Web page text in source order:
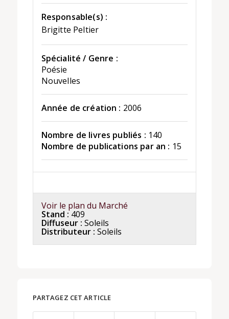
Responsable(s) :
Brigitte Peltier
Spécialité / Genre :
Poésie
Nouvelles
Année de création : 2006
Nombre de livres publiés : 140
Nombre de publications par an : 15
Voir le plan du Marché
Stand : 409
Diffuseur : Soleils
Distributeur : Soleils
PARTAGEZ CET ARTICLE